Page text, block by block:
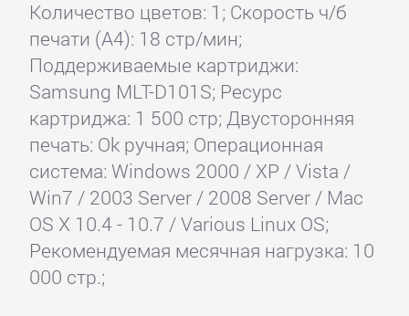
Количество цветов: 1; Скорость ч/б
печати (А4): 18 стр/мин;
Поддерживаемые картриджи:
Samsung MLT-D101S; Ресурс
картриджа: 1 500 стр; Двусторонняя
печать: Ok ручная; Операционная
система: Windows 2000 / XP / Vista /
Win7 / 2003 Server / 2008 Server / Mac
OS X 10.4 - 10.7 / Various Linux OS;
Рекомендуемая месячная нагрузка: 10
000 стр.;